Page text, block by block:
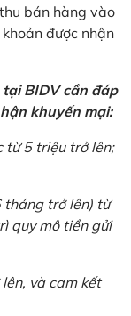
bán hàng vào
được nhận
BIDV cần đáp
khuyến mại:
từ 5 triệu trở lên;
tháng trở lên) từ
quy mô tiền gửi
và cam kết